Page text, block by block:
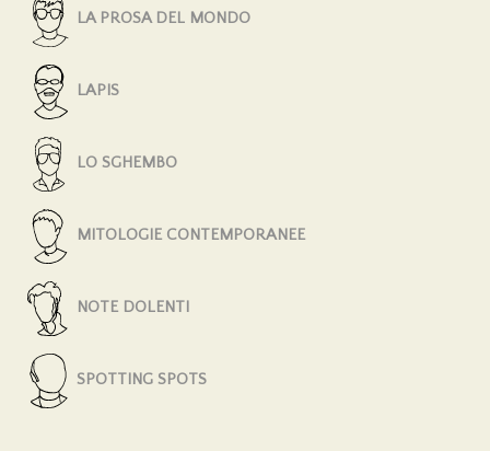
LA PROSA DEL MONDO
LAPIS
LO SGHEMBO
MITOLOGIE CONTEMPORANEE
NOTE DOLENTI
SPOTTING SPOTS